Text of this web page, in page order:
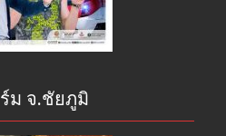
ม จ.ชัยภูมิ